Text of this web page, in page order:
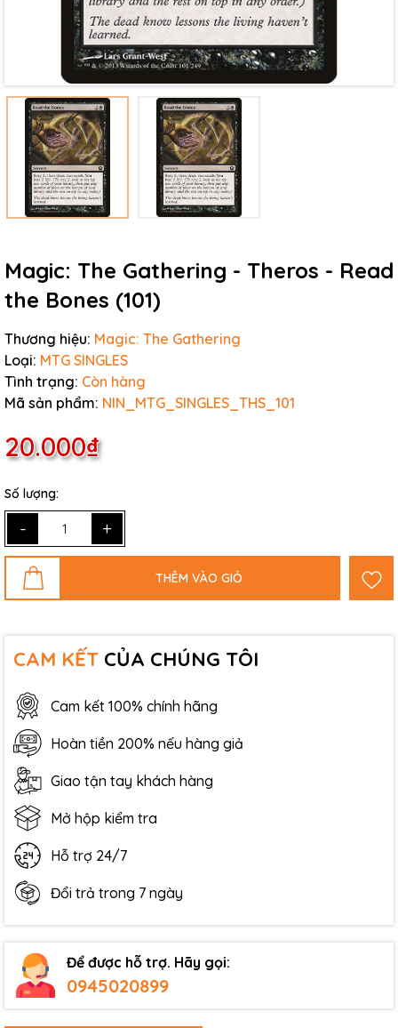
Magic: The Gathering - Theros - Read
the Bones (101)
Thương hiệu: Magic: The Gathering
Loại: MTG SINGLES
Tình trạng: Còn hàng
Mã sản phẩm: NIN_MTG_SINGLES_THS_101
20.000₫
Số lượng:
- +
THÊM VÀO GIỎ
CAM KẾT CỦA CHÚNG TÔI
Cam kết 100% chính hãng
Hoàn tiền 200% nếu hàng giả
Giao tận tay khách hàng
Mở hộp kiểm tra
Hỗ trợ 24/7
Đổi trả trong 7 ngày
Để được hỗ trợ. Hãy gọi:
0945020899